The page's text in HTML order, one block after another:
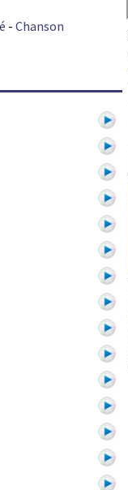
- Chanson